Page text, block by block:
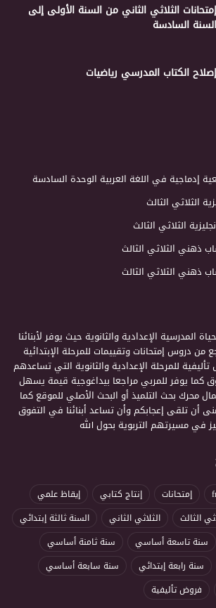
إمتحانات الثلاثي الثاني من السنة الأولى إلى
السنة السادسة
إصلاح الكتاب المدرسي رياضيات
إدماجية في اللغة العربية الوحدة السادسة
الثلاثي الثالث
الثلاثي الثالث
ذهني الثلاثي الثالث
ذهني الثلاثي الثالث
المدرسية الإعدادية والثانوية حيث يوفر لأبنائنا
من دروس إمتحانات وتقييمات للمرحلة الإبتدائية
للمرحلة الإعدادية والثانوية التي تساعدهم
كما يوفر للمربي مراجعا بيداغوجية قيمة يسهل
محرك بحث التلميذ أو البحث الأصلي للموقع كما
أن تلقى إعجابكم وأن تساعد أبنائنا في التفوق
في مسيرتهم التربوية بحول الله
إمتحانات إنتاج كتابي
إيقاظ علمي
الثالث الثلاثي الثاني
السنة ثالثة إبتدائي
سنة تاسعة أساسي
سنة ثامنة أساسي
سنة رابعة إبتدائي
سنة سابعة أساسي
فروض تأليفية